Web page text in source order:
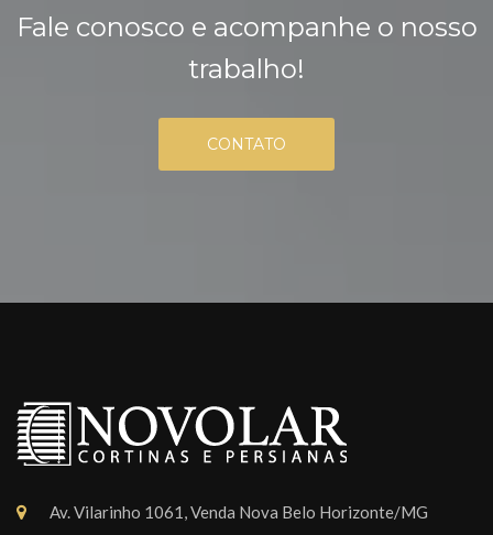
Fale conosco e acompanhe o nosso
trabalho!
CONTATO
Av. Vilarinho 1061, Venda Nova Belo Horizonte/MG